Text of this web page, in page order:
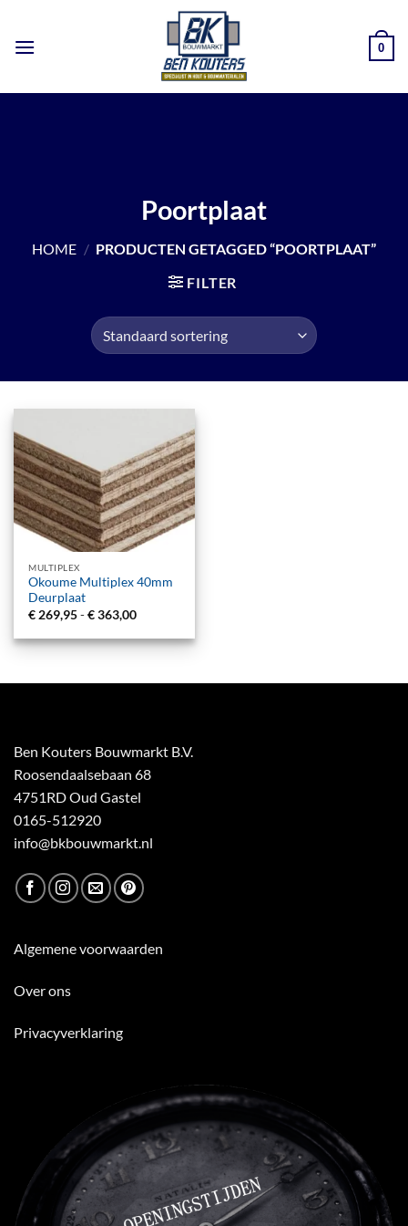
inhoud
0
Poortplaat
HOME / PRODUCTEN GETAGGED “POORTPLAAT”
FILTER
MULTIPLEX
Okoume Multiplex 40mm
Deurplaat
€ 269,95-€363,00Prijsklasse:
tot
€ 363,00
Ben Kouters Bouwmarkt B.V.
Roosendaalsebaan 68
4751RD Oud Gastel
0165-512920
info@bkbouwmarkt.nl
Algemene voorwaarden
Over ons
Privacyverklaring